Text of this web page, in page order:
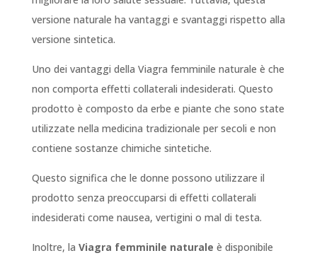
versione naturale ha vantaggi e svantaggi rispetto alla
versione sintetica.
Uno dei vantaggi della Viagra femminile naturale è che
non comporta effetti collaterali indesiderati. Questo
prodotto è composto da erbe e piante che sono state
utilizzate nella medicina tradizionale per secoli e non
contiene sostanze chimiche sintetiche.
Questo significa che le donne possono utilizzare il
prodotto senza preoccuparsi di effetti collaterali
indesiderati come nausea, vertigini o mal di testa.
Inoltre, la Viagra femminile naturale è disponibile